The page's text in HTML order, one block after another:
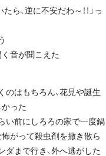
ら、逆に不安だわ～！！」っ
音が聞こえた
はもちろん、花見や誕生
った
い前にしろろの家で一度鍋
がって殺虫剤を撒き散ら
ダまで行き、外へ逃がした